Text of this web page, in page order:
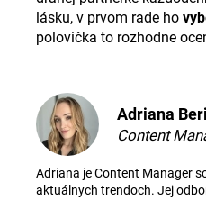
lásku, v prvom rade ho
polovička to rozhodne
Adriana
Content
Adriana je Content Manager
aktuálnych trendoch. Jej